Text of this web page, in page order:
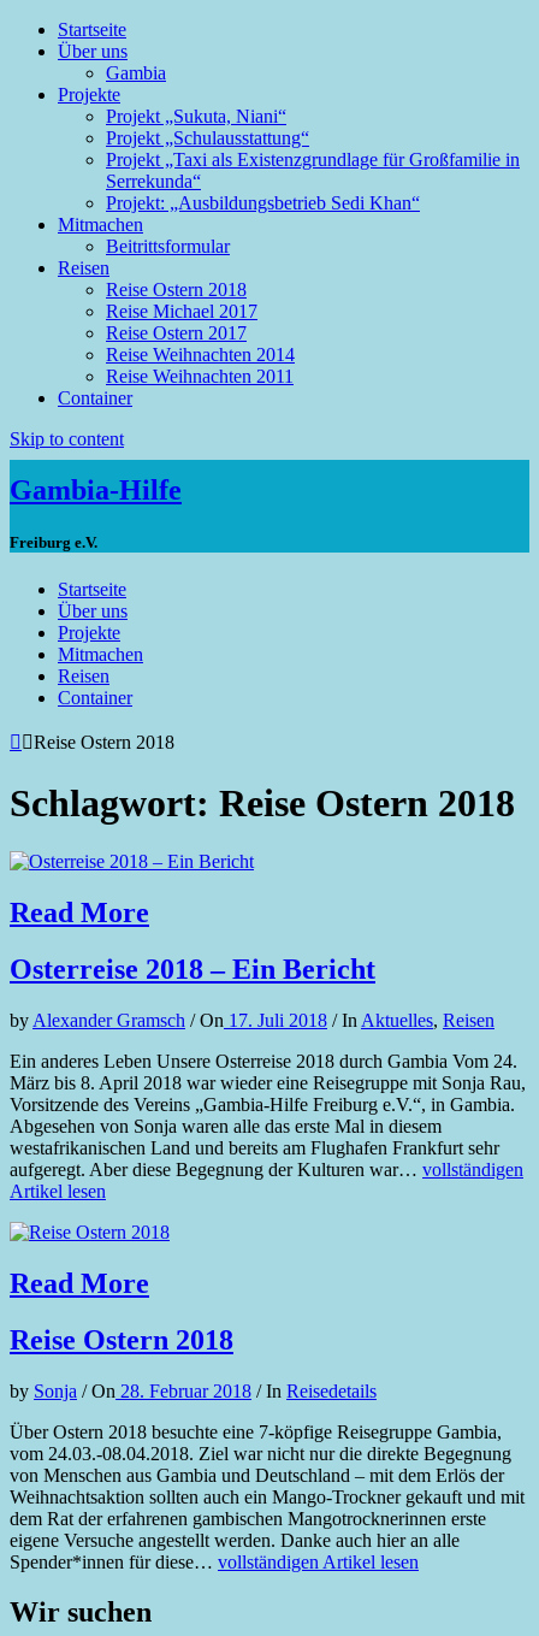
Startseite
Über uns
Gambia
Projekte
Projekt „Sukuta, Niani“
Projekt „Schulausstattung“
Projekt „Taxi als Existenzgrundlage für Großfamilie in
Serrekunda“
Projekt: „Ausbildungsbetrieb Sedi Khan“
Mitmachen
Beitrittsformular
Reisen
Reise Ostern 2018
Reise Michael 2017
Reise Ostern 2017
Reise Weihnachten 2014
Reise Weihnachten 2011
Container
Skip to content
Gambia-Hilfe
Freiburg e.V.
Startseite
Über uns
Projekte
Mitmachen
Reisen
Container
Reise Ostern 2018
Schlagwort: Reise Ostern 2018
Read More
Osterreise 2018 – Ein Bericht
by Alexander Gramsch /On 17. Juli 2018 /In Aktuelles, Reisen
Ein anderes Leben Unsere Osterreise 2018 durch Gambia Vom 24.
März bis 8. April 2018 war wieder eine Reisegruppe mit Sonja Rau,
Vorsitzende des Vereins „Gambia-Hilfe Freiburg e.V.“, in Gambia.
Abgesehen von Sonja waren alle das erste Mal in diesem
westafrikanischen Land und bereits am Flughafen Frankfurt sehr
aufgeregt. Aber diese Begegnung der Kulturen war… vollständigen
Artikel lesen
Read More
Reise Ostern 2018
by Sonja /On 28. Februar 2018 /In Reisedetails
Über Ostern 2018 besuchte eine 7-köpfige Reisegruppe Gambia,
vom 24.03.-08.04.2018. Ziel war nicht nur die direkte Begegnung
von Menschen aus Gambia und Deutschland – mit dem Erlös der
Weihnachtsaktion sollten auch ein Mango-Trockner gekauft und mit
dem Rat der erfahrenen gambischen Mangotrocknerinnen erste
eigene Versuche angestellt werden. Danke auch hier an alle
Spender*innen für diese… vollständigen Artikel lesen
Wir suchen